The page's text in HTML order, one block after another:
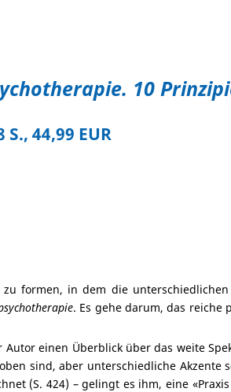
10
44,99 EUR
formen, in dem die
. Es gehe darum, das reiche
einen Überblick über das weite
sind, aber unterschiedliche
(S. 424) – gelingt es ihm, eine